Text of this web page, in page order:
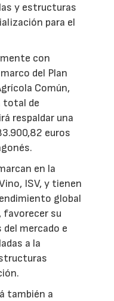
y estructuras
para el
con
del Plan
Común,
total de
respaldar una
euros
en la
ISV, y tienen
global
favorecer su
mercado e
a la
también a